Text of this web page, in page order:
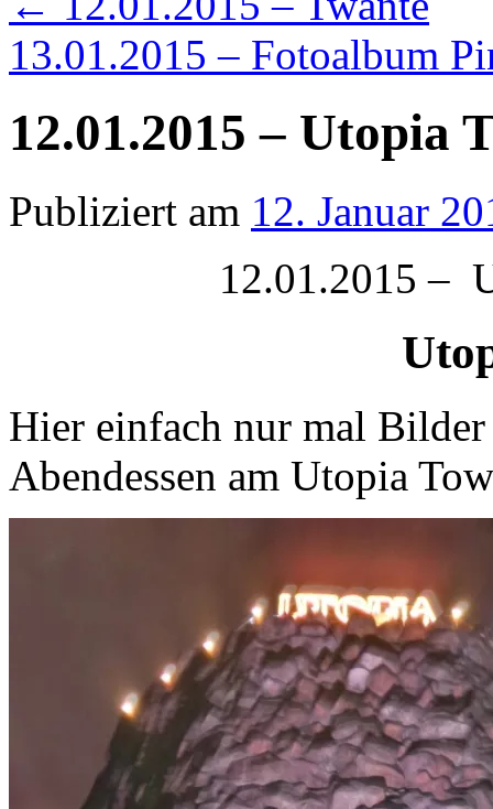
13.01.2015 – Fotoalbum
12.01.2015 – Utopia
Publiziert am 12. Januar
12.01.2015 –
Hier einfach nur mal Bilder
Abendessen am Utopia